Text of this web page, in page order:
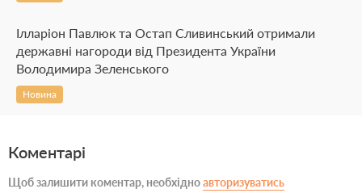
Ілларіон Павлюк та Остап Сливинський отримали
державні нагороди від Президента України
Володимира Зеленського
Новина
Коментарі
Щоб залишити коментар, необхідноавторизуватись